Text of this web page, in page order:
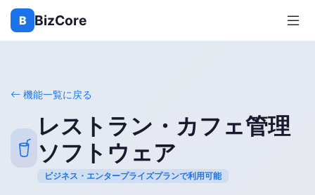
B BizCore
機能一覧に戻る
レストラン・カフェ管理
ソフトウェア
ビジネス・エンタープライズプランで利用可能